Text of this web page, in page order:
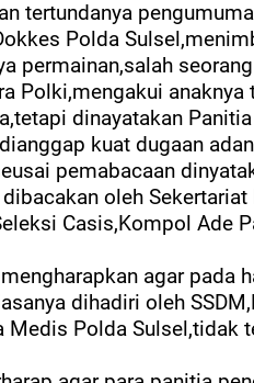
tertundanya
Polda
permainan,salah
Polki,mengakui
dinayatakan
kuat dugaan
pemabacaan
oleh
Casis,Kompol Ade
agar pada
dihadiri oleh
Medis Polda Sulsel,tidak